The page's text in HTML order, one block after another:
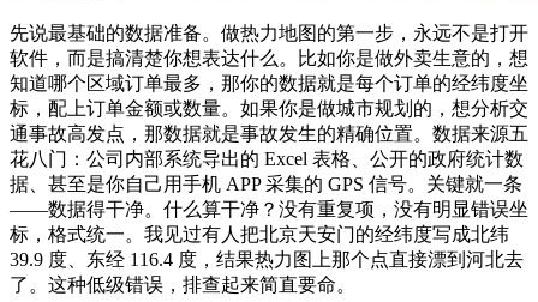
先说最基础的数据准备。做热力地图的第一步，永远不是打开
软件，而是搞清楚你想表达什么。比如你是做外卖生意的，想
知道哪个区域订单最多，那你的数据就是每个订单的经纬度坐
标，配上订单金额或数量。如果你是做城市规划的，想分析交
通事故高发点，那数据就是事故发生的精确位置。数据来源五
花八门：公司内部系统导出的 Excel 表格、公开的政府统计数
据、甚至是你自己用手机 APP 采集的 GPS 信号。关键就一条
——数据得干净。什么算干净？没有重复项，没有明显错误坐
标，格式统一。我见过有人把北京天安门的经纬度写成北纬
39.9 度、东经 116.4 度，结果热力图上那个点直接漂到河北去
了。这种低级错误，排查起来简直要命。